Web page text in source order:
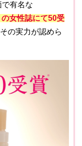
で有名な
の女性誌にて50受
の実力が認めら